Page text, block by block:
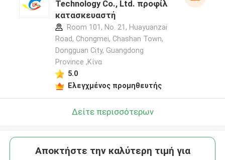
Technology Co., Ltd. προφίλ
κατασκευαστή
Room 101, No. 21, Huayuanzai
Road, Chongmei, Chashan Town,
Dongguan City, Guangdong
Province ,Κίνα
5.0
Ελεγχμένος προμηθευτής
Δείτε περισσότερων
Αποκτήστε την καλύτερη τιμή για